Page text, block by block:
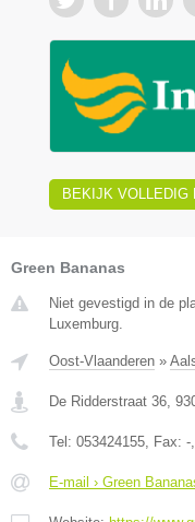
BEKIJK VOLLEDIG
Green Bananas
Niet gevestigd in de
Luxemburg.
Oost-Vlaanderen »
De Ridderstraat 36,
Tel: 053424155, Fax: -
E-mail › Green